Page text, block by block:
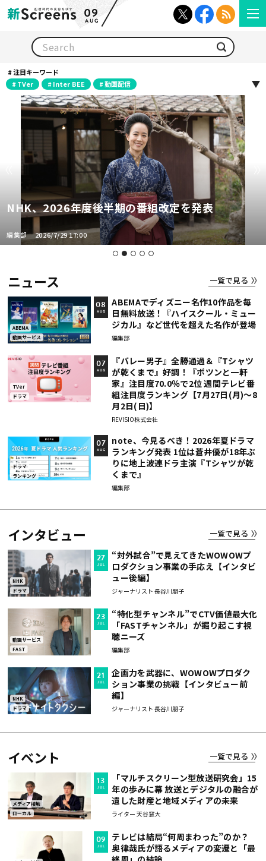
09
AUG
注目キーワード
TVer
Inter BEE 動画配信
NHK、2026年度後半期の番組改定を発表
編集部 2026/7/29 17:00
1 2 3 4 5
ニュース 一覧で見る
ABEMA
動画サービス
ABEMAでディズニー名作10作品を毎
日無料放送！『ハイスクール・ミュー
ジカル』など世代を超えた名作が登場
編集部
08
AUG
TVer
ドラマ
『バレー男子』全勝通過＆『Tシャツ
が乾くまで』好調！『ポツンと一軒
家』注目度70.0％で2位 週間テレビ番
組注目度ランキング【7月27日(月)～8
月2日(日)】
REVISIO株式会社
07
AUG
ドラマ
ランキング
note、今見るべき！2026年夏ドラマ
ランキング発表 1位は蒼井優が18年ぶ
りに地上波連ドラ主演『Tシャツが乾
くまで』
編集部
07
AUG
インタビュー 一覧で見る
NHK
ドラマ
“対外試合”で見えてきたWOWOWプ
ロダクション事業の手応え【インタビ
ュー後編】
ジャーナリスト 長谷川朋子
27
JUL
動画サービス
FAST
“特化型チャンネル”でCTV価値最大化
「FASTチャンネル」が掘り起こす視
聴ニーズ
編集部
23
JUL
NHK
ドラマ
企画力を武器に、WOWOWプロダク
ション事業の挑戦【インタビュー前
編】
ジャーナリスト 長谷川朋子
21
JUL
イベント 一覧で見る
メディア接触
ローカル
「マルチスクリーン型放送研究会」15
年の歩みに幕 放送とデジタルの融合が
遺した財産と地域メディアの未来
ライター 天谷窓大
13
JUL
テレビは結局“何周まわった”のか？
奥律哉氏が語るメディアの変遷と「最
09
JUL